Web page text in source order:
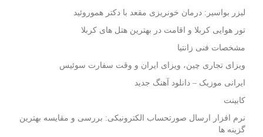
لیزر بواسیر: درمان خونریزی مقعد با دکتر هموروئید
تور هوایی کربلا و اقامت در بهترین هتل های کربلا
مشخصات فنی زانتیا
ویزای تجاری چین، ویزای ایران و وقت سفارت سوئیس
ایرانی موزیک – دانلود آهنگ جدید
کابینت
نرم افزار ارسال صورتحساب الکترونیکی: بررسی و مقایسه بهترین
گزینه ها